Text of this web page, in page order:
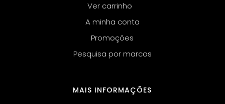
Ver carrinho
A minha conta
Promoções
Pesquisa por marcas
MAIS INFORMAÇÕES